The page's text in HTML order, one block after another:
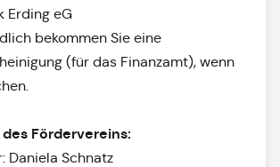
Erding eG
bekommen Sie eine
(für das Finanzamt), wenn
Fördervereins:
Daniela Schnatz